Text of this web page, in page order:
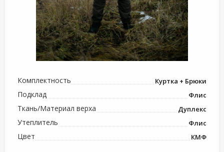
Комплектность Куртка + Брюки
Подклад Флис
Ткань/Материал верха Дуплекс
Утеплитель Флис
Цвет КМФ